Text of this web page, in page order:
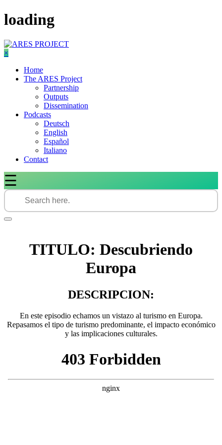
Skip
to
loading
×
Home
The ARES Project
Partnership
Outputs
Dissemination
Podcasts
Deutsch
English
Español
Italiano
Contact
☰
TITULO: Descubriendo
Europa
DESCRIPCION:
En este episodio echamos un vistazo al turismo en Europa.
Repasamos el tipo de turismo predominante, el impacto económico
y las implicaciones culturales.